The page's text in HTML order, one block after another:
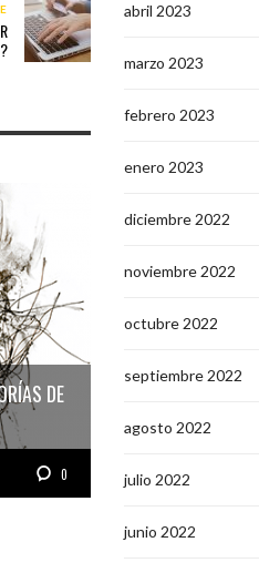
DE
0
abril 2023
marzo 2023
febrero 2023
enero 2023
diciembre 2022
noviembre 2022
octubre 2022
septiembre 2022
agosto 2022
julio 2022
junio 2022